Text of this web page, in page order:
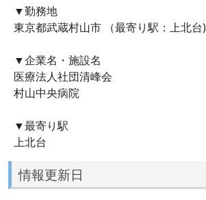
▼勤務地
東京都武蔵村山市 （最寄り駅：上北台)
▼企業名・施設名
医療法人社団清峰会
村山中央病院
▼最寄り駅
上北台
情報更新日